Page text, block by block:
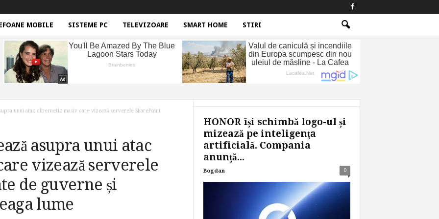
MOBILE SISTEME PC TELEVIZOARE SMART HOME STIRI
unui atac cibernetic masiv care vizează serverele SharePoint
asupra unui atac
vizează serverele
de guverne și
lume
HONOR își schimbă logo-ul și
mizează pe inteligența
artificială. Compania
anunță...
Bogdan 0